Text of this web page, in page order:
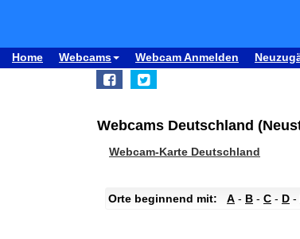
Home Webcams Webcam Anmelden
Webcams Deutschland
Webcam-Karte Deutschland
Orte beginnend mit: A - B - C - D -